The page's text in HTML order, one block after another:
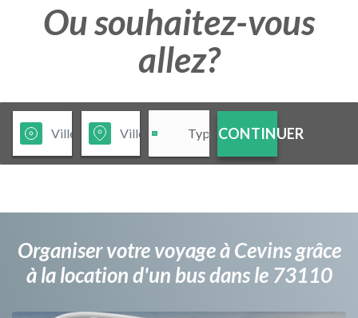
Ou souhaitez-vous
allez?
CONTINUER
Organiser votre voyage à Cevins grâce
à la location d'un bus dans le 73110